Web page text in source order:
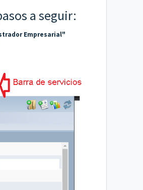
a seguir:
Empresarial"